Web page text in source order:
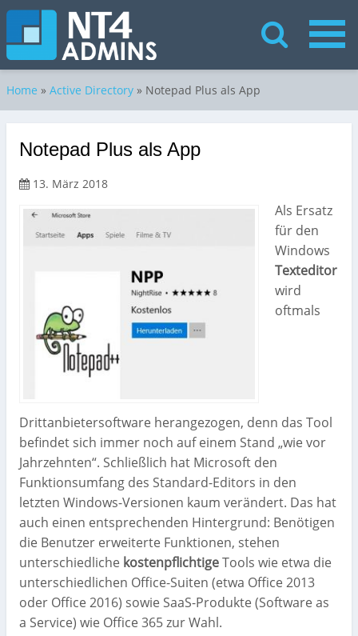
Home » Active Directory » Notepad Plus als App
Notepad Plus als App
13. März 2018
Als Ersatz
für den
Windows
Texteditor
wird
oftmals
Drittanbietersoftware herangezogen, denn das Tool
befindet sich immer noch auf einem Stand „wie vor
Jahrzehnten“. Schließlich hat Microsoft den
Funktionsumfang des Standard-Editors in den
letzten Windows-Versionen kaum verändert. Das hat
auch einen entsprechenden Hintergrund: Benötigen
die Benutzer erweiterte Funktionen, stehen
unterschiedliche kostenpflichtigeTools wie etwa die
unterschiedlichen Office-Suiten (etwa Office 2013
oder Office 2016) sowie SaaS-Produkte (Software as
a Service) wie Office 365 zur Wahl.